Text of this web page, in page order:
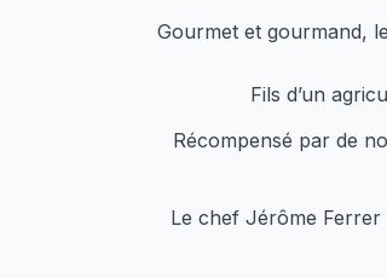
Gourmet et gourmand,
Fils d’un
Récompensé par de
Le chef Jérôme Ferrer